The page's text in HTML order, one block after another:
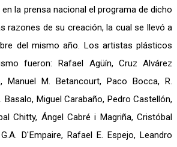
la prensa nacional el programa de dicho
razones de su creación, la cual se llevó a
del mismo año. Los artistas plásticos
fueron: Rafael Agüín, Cruz Alvárez
Manuel M. Betancourt, Paco Bocca, R.
Basalo, Miguel Carabaño, Pedro Castellón,
Chitty, Ángel Cabré i Magriña, Cristóbal
D'Empaire, Rafael E. Espejo, Leandro